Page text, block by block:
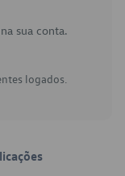
sua conta.
logados.